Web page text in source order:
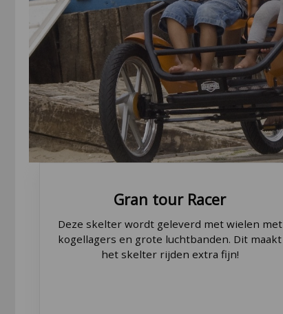
Gran tour Racer
Deze skelter wordt geleverd met wielen met
kogellagers en grote luchtbanden. Dit maakt
het skelter rijden extra fijn!